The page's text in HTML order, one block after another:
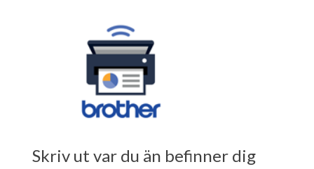
Skriv ut var du än befinner dig